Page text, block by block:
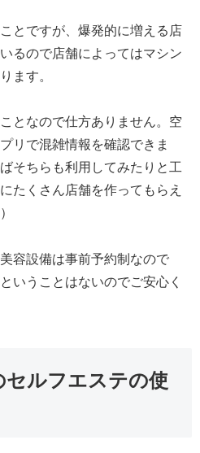
とですが、爆発的に増える店
るので店舗によってはマシン
ます。
となので仕方ありません。空
リで混雑情報を確認できま
そちらも利用してみたりと工
たくさん店舗を作ってもらえ
容設備は事前予約制なので
いうことはないのでご安心く
ルフエステの使